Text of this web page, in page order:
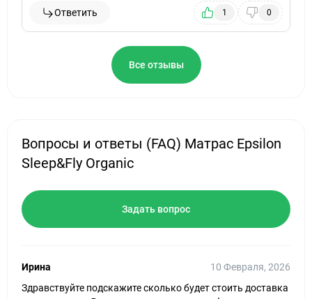
Ответить 1 0
Все отзывы
Вопросы и ответы (FAQ) Матрас Epsilon
Sleep&Fly Organic
Задать вопрос
Ирина
10 Февраля, 2026
Здравствуйте подскажите сколько будет стоить доставка